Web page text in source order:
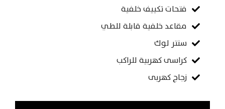
فتحات تكييف خلفية
مقاعد خلفية قابلة للطي
سنتر لوك
كراسى كهربية للراكب
زجاج كهربى